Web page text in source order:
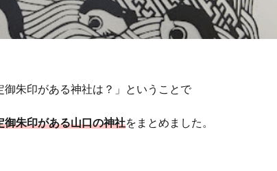
御朱印がある神社は？」ということで
御朱印がある山口の神社をまとめました。